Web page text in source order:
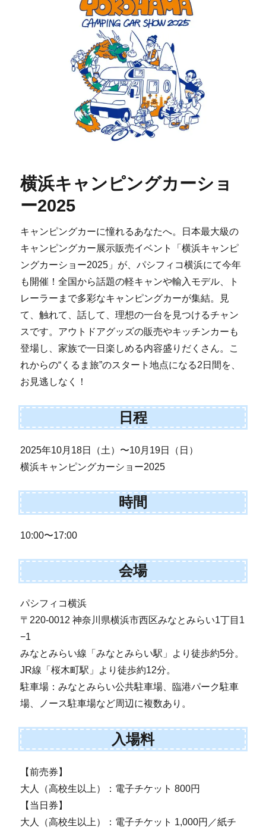
横浜キャンピングカーショ
ー2025
キャンピングカーに憧れるあなたへ。日本最大級の
キャンピングカー展示販売イベント「横浜キャンピ
ングカーショー2025」が、パシフィコ横浜にて今年
も開催！全国から話題の軽キャンや輸入モデル、ト
レーラーまで多彩なキャンピングカーが集結。見
て、触れて、話して、理想の一台を見つけるチャン
スです。アウトドアグッズの販売やキッチンカーも
登場し、家族で一日楽しめる内容盛りだくさん。こ
れからの“くるま旅”のスタート地点になる2日間を、
お見逃しなく！
日程
2025年10月18日（土）〜10月19日（日）
横浜キャンピングカーショー2025
時間
10:00〜17:00
会場
パシフィコ横浜
〒220-0012 神奈川県横浜市西区みなとみらい1丁目1
−1
みなとみらい線「みなとみらい駅」より徒歩約5分。
JR線「桜木町駅」より徒歩約12分。
駐車場：みなとみらい公共駐車場、臨港パーク駐車
場、ノース駐車場など周辺に複数あり。
入場料
【前売券】
大人（高校生以上）：電子チケット 800円
【当日券】
大人（高校生以上）：電子チケット 1,000円／紙チ